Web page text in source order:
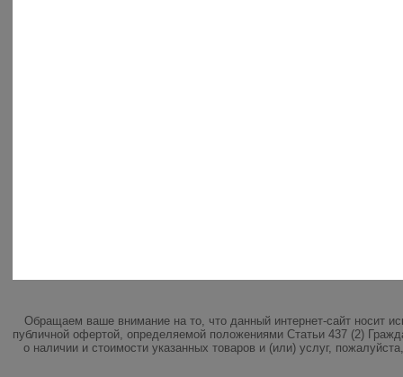
Обращаем ваше внимание на то, что данный интернет-сайт носит
публичной офертой, определяемой положениями Статьи 437 (2)
о наличии и стоимости указанных товаров и (или) услуг,